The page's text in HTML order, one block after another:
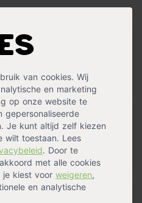
van cookies. Wij
en marketing
op onze website te
gepersonaliseerde
Je kunt altijd zelf kiezen
wilt toestaan. Lees
. Door te
met alle cookies
je kiest voor weigeren,
en analytische
set (2 palen + 2
voor planten,